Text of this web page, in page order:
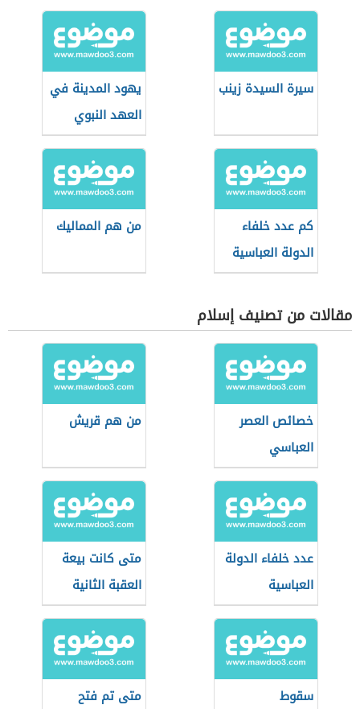
سيرة السيدة زينب
يهود المدينة في
العهد النبوي
كم عدد خلفاء
الدولة العباسية
من هم المماليك
مقالات من تصنيف إسلام
خصائص العصر
العباسي
من هم قريش
عدد خلفاء الدولة
العباسية
متى كانت بيعة
العقبة الثانية
سقوط
متى تم فتح